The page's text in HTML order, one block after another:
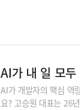
AI가 내 일 모
AI가 개발자의 핵심 역
요? 고승원 대표는 26